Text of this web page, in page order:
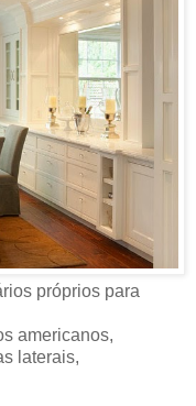
próprios para
americanos,
laterais,